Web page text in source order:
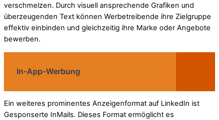
verschmelzen. Durch visuell ansprechende Grafiken und
überzeugenden Text können Werbetreibende ihre Zielgruppe
effektiv einbinden und gleichzeitig ihre Marke oder Angebote
bewerben.
In-App-Werbung
Ein weiteres prominentes Anzeigenformat auf LinkedIn ist
Gesponserte InMails. Dieses Format ermöglicht es